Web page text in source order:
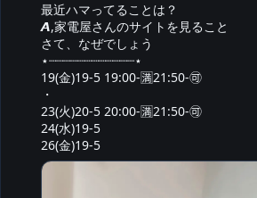
最近ハマってることは？
𝘼,家電屋さんのサイトを見ること
さて、なぜでしょう
⋆┈┈┈┈┈┈┈┈┈┈┈┈⋆
19(金)19-5 19:00-🈵21:50-🉑
・
23(火)20-5 20:00-🈵21:50-🉑
24(水)19-5
26(金)19-5